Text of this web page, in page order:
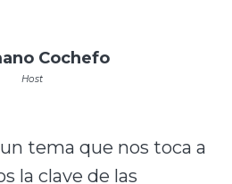
Cochefo
Host
tema que nos toca a
la clave de las